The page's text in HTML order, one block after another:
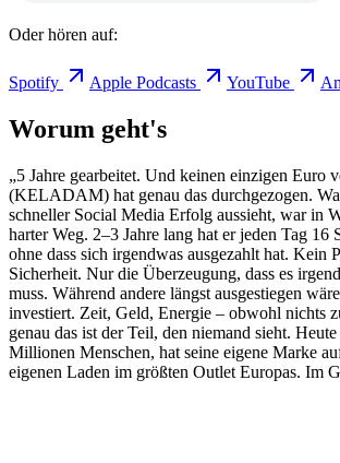
Oder hören auf:
Spotify Apple Podcasts YouTube
Worum geht's
„5 Jahre gearbeitet. Und keinen einzigen Euro
(KELADAM) hat genau das durchgezogen.
schneller Social Media Erfolg aussieht, war in
harter Weg. 2–3 Jahre lang hat er jeden Tag 16
ohne dass sich irgendwas ausgezahlt hat. Kein
Sicherheit. Nur die Überzeugung, dass es
muss. Während andere längst ausgestiegen
investiert. Zeit, Geld, Energie – obwohl nichts
genau das ist der Teil, den niemand sieht.
Millionen Menschen, hat seine eigene Marke
eigenen Laden im größten Outlet Europas. Im